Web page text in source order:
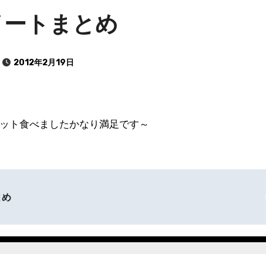
トまとめ
2012年2月19日
ト食べましたかなり満足です～